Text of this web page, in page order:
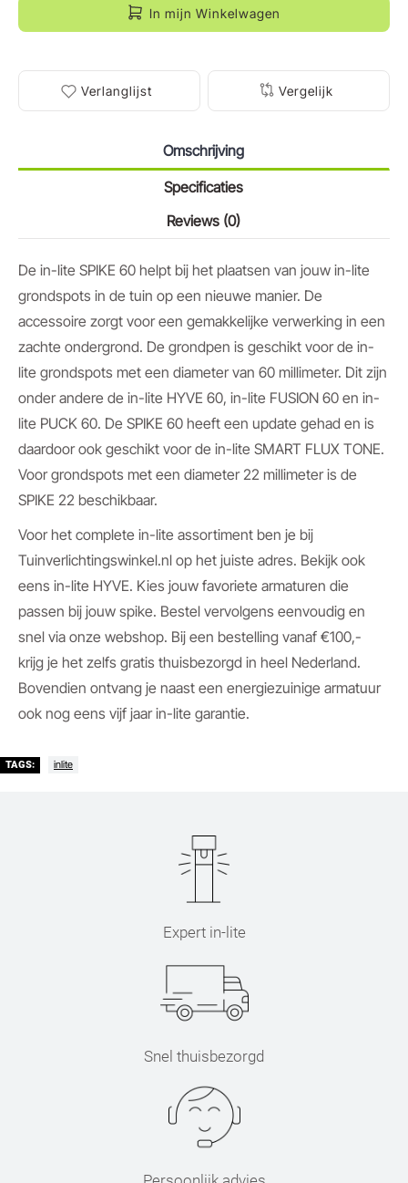
In mijn Winkelwagen
Verlanglijst Vergelijk
Omschrijving
Specificaties
Reviews (0)
De in-lite SPIKE 60 helpt bij het plaatsen van jouw in-lite
grondspots in de tuin op een nieuwe manier. De
accessoire zorgt voor een gemakkelijke verwerking in een
zachte ondergrond. De grondpen is geschikt voor de in-
lite grondspots met een diameter van 60 millimeter. Dit zijn
onder andere de in-lite HYVE 60, in-lite FUSION 60 en in-
lite PUCK 60. De SPIKE 60 heeft een update gehad en is
daardoor ook geschikt voor de in-lite SMART FLUX TONE.
Voor grondspots met een diameter 22 millimeter is de
SPIKE 22 beschikbaar.
Voor het complete in-lite assortiment ben je bij
Tuinverlichtingswinkel.nl op het juiste adres. Bekijk ook
eens in-lite HYVE. Kies jouw favoriete armaturen die
passen bij jouw spike. Bestel vervolgens eenvoudig en
snel via onze webshop. Bij een bestelling vanaf €100,-
krijg je het zelfs gratis thuisbezorgd in heel Nederland.
Bovendien ontvang je naast een energiezuinige armatuur
ook nog eens vijf jaar in-lite garantie.
TAGS: inlite
Expert in-lite
Snel thuisbezorgd